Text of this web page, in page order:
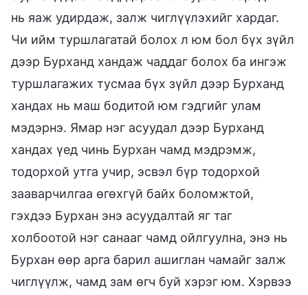
нь яаж удирдаж, залж чиглүүлэхийг хардаг.
Чи ийм туршлагатай болох л юм бол бүх зүйл
дээр Бурханд хандаж чаддаг болох ба ингэж
туршлагажих тусмаа бүх зүйл дээр Бурханд
хандах нь маш бодитой юм гэдгийг улам
мэдэрнэ. Ямар нэг асуудал дээр Бурханд
хандах үед чинь Бурхан чамд мэдрэмж,
тодорхой утга учир, эсвэл бүр тодорхой
зааварчилгаа өгөхгүй байх боломжтой,
гэхдээ Бурхан энэ асуудалтай яг таг
холбоотой нэг санааг чамд ойлгуулна, энэ нь
Бурхан өөр арга барил ашиглан чамайг залж
чиглүүлж, чамд зам өгч буй хэрэг юм. Хэрвээ